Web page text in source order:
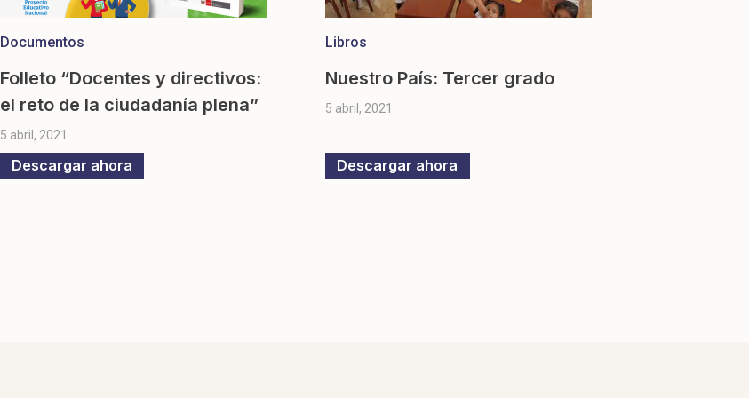
Documentos
Folleto “Docentes y directivos:
el reto de la ciudadanía plena”
5 abril, 2021
Descargar ahora
Libros
Nuestro País: Tercer grado
5 abril, 2021
Descargar ahora